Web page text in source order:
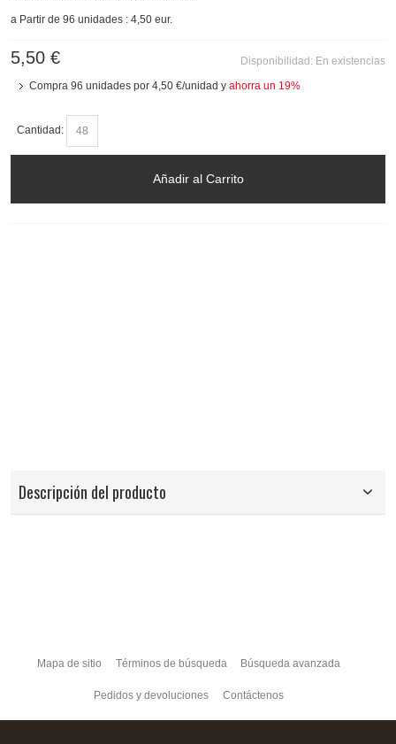
a Partir de 96 unidades : 4,50 eur.
Disponibilidad: En existencias
5,50 €
Compra 96 unidades por 4,50 €/unidad y ahorra un 19%
Cantidad:
Añadir al Carrito
Descripción del producto
Mapa de sitio Términos de búsqueda Búsqueda avanzada
Pedidos y devoluciones Contáctenos